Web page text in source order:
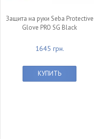
Защита на руки Seba Protective
Glove PRO SG Black
1645 грн.
КУПИТЬ